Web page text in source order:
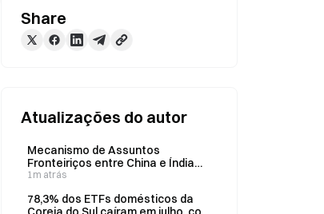
Share
Atualizações do autor
Mecanismo de Assuntos
Fronteiriços entre China e Índia
realiza 36ª reunião em 6 de
1m atrás
78,3% dos ETFs domésticos da